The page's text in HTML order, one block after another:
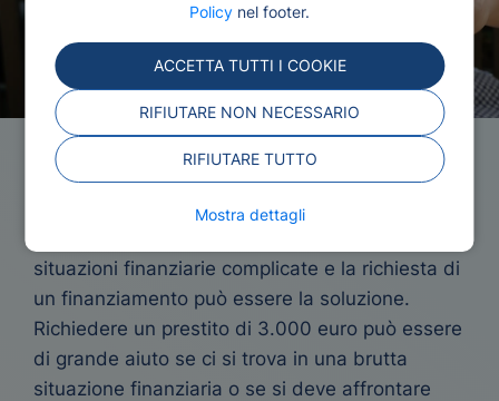
Policy nel footer.
ACCETTA TUTTI I COOKIE
RIFIUTARE NON NECESSARIO
RIFIUTARE TUTTO
Mostra dettagli
Prestito 3000 Euro
situazioni finanziarie complicate e la richiesta di
un finanziamento può essere la soluzione.
Richiedere un prestito di 3.000 euro può essere
di grande aiuto se ci si trova in una brutta
situazione finanziaria o se si deve affrontare